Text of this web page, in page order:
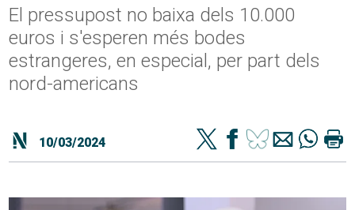
El pressupost no baixa dels 10.000
euros i s'esperen més bodes
estrangeres, en especial, per part dels
nord-americans
10/03/2024